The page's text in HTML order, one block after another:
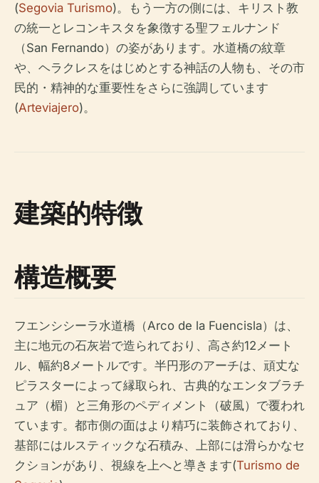
(Segovia Turismo)。もう一方の側には、キリスト教
の統一とレコンキスタを象徴する聖フェルナンド
（San Fernando）の姿があります。水道橋の紋章
や、ヘラクレスをはじめとする神話の人物も、その市
民的・精神的な重要性をさらに強調しています
(Arteviajero)。
建築的特徴
構造概要
フエンシシーラ水道橋（Arco de la Fuencisla）は、
主に地元の石灰岩で造られており、高さ約12メート
ル、幅約8メートルです。半円形のアーチは、頑丈な
ピラスターによって縁取られ、古典的なエンタブラチ
ュア（楣）と三角形のペディメント（破風）で覆われ
ています。都市側の面はより精巧に装飾されており、
基部にはルスティックな石積み、上部には滑らかなセ
クションがあり、視線を上へと導きます(Turismo de